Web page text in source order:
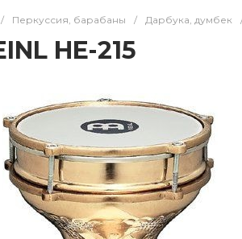
/ Перкуссия, барабаны / Дарбука, думбек
HE-215